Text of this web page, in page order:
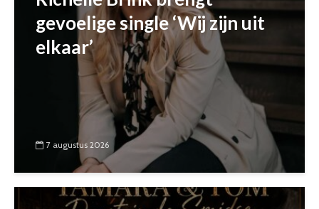
gevoelige single ‘Wij zijn uit
elkaar’
7 augustus 2026